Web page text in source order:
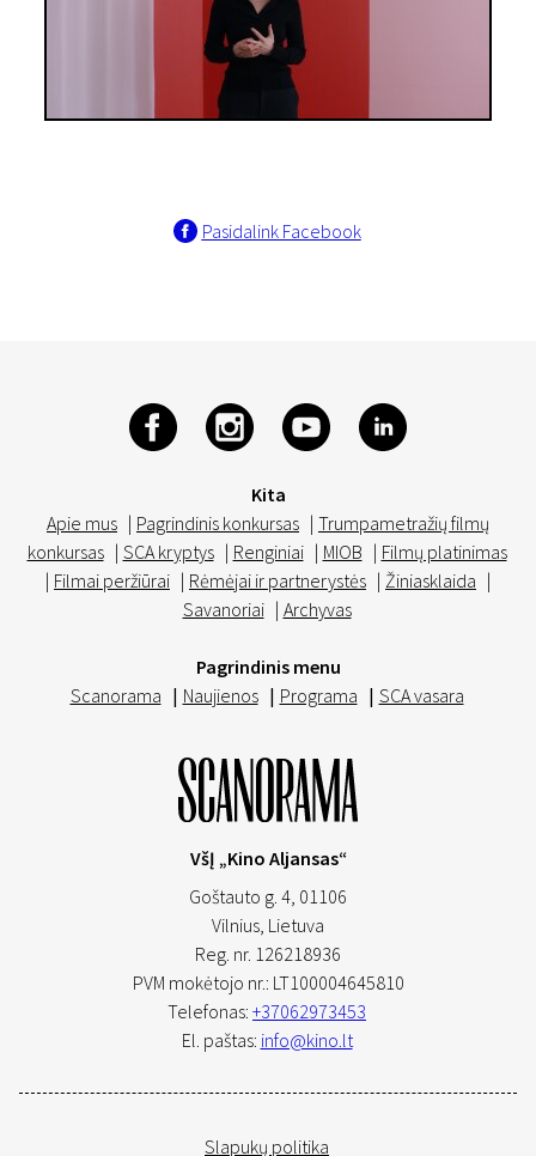
Pasidalink Facebook
Kita
Apie mus | Pagrindinis konkursas | Trumpametražių filmų
konkursas | SCA kryptys | Renginiai | MIOB | Filmų platinimas
| Filmai peržiūrai | Rėmėjai ir partnerystės | Žiniasklaida |
Savanoriai | Archyvas
Pagrindinis menu
Scanorama | Naujienos | Programa | SCA vasara
VšĮ „Kino Aljansas“
Goštauto g. 4, 01106
Vilnius, Lietuva
Reg. nr. 126218936
PVM mokėtojo nr.: LT100004645810
Telefonas: +37062973453
El. paštas: info@kino.lt
Slapukų politika